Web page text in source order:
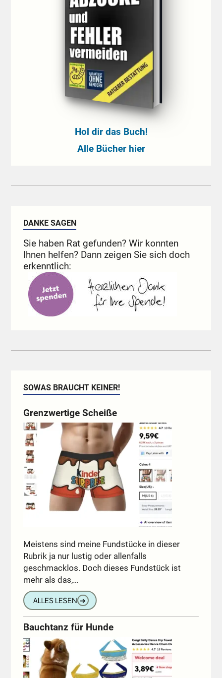
Hol dir das Buch!
Alle Bücher hier
DANKE SAGEN
Sie haben Rat gefunden? Wir konnten
Ihnen helfen? Dann zeigen Sie sich doch
erkenntlich:
SOWAS BRAUCHT KEINER!
Grenzwertige Scheiße
Meistens sind meine Fundstücke in dieser
Rubrik ja nur lustig oder allenfalls
geschmacklos. Doch dieses Fundstück ist
mehr als das,…
ALLES LESEN ➔
Bauchtanz für Hunde